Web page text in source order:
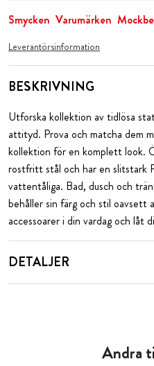
Smycken Varumärken
Leverantörsinformation
BESKRIVNING
Utforska kollektion av tidlösa
attityd. Prova och matcha dem
kollektion för en komplett look.
rostfritt stål och har en slitstark
vattentåliga. Bad, dusch och
behåller sin färg och stil oavsett
accessoarer i din vardag och låt
DETALJER
Andra